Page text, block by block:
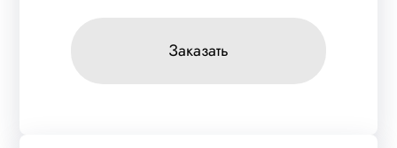
Заказать